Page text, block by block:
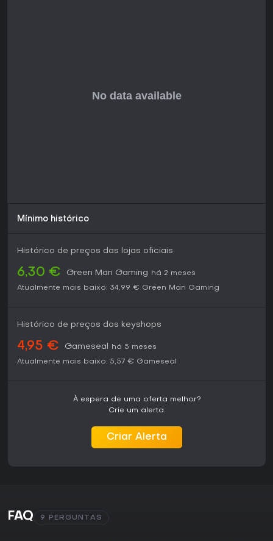
Mínimo histórico
Histórico de preços das lojas oficiais
6,30 € Green Man Gaming
há 2 meses
Atualmente mais baixo: 34,99 € Green Man Gaming
Histórico de preços dos keyshops
4,95 € Gameseal
há 5 meses
Atualmente mais baixo: 5,57 € Gameseal
À espera de uma oferta melhor?
Crie um alerta.
Criar Alerta
FAQ 9 PERGUNTAS